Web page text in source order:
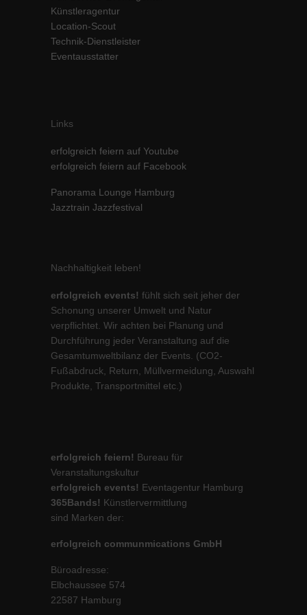
Künstleragentur
Location-Scout
Technik-Dienstleister
Eventausstatter
Links
erfolgreich feiern auf Youtube
erfolgreich feiern auf Facebook
Panorama Lounge Hamburg
Jazztrain Jazzfestival
Nachhaltigkeit leben!
erfolgreich events! fühlt sich seit jeher der
Schonung unserer Umwelt und Natur
verpflichtet. Wir achten bei Planung und
Durchführung jeder Veranstaltung auf die
Gesamtumweltbilanz der Events. (CO2-
Fußabdruck, Return, Müllvermeidung, Auswahl
Produkte, Transportmittel etc.)
erfolgreich feiern! Bureau für
Veranstaltungskultur
erfolgreich events! Eventagentur Hamburg
365Bands! Künstlervermittlung
sind Marken der:
erfolgreich communmications GmbH
Büroadresse:
Elbchaussee 574
22587 Hamburg
Inhalte von Videoplattformen und Social-Media-Plattformen werden
standardmäßig blockiert. Wenn Cookies von externen Medien akzeptiert
werden, bedarf der Zugriff auf diese Inhalte keiner manuellen Einwilligung